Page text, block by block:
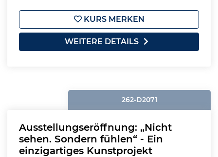
KURS MERKEN
WEITERE DETAILS
262-D2071
Ausstellungseröffnung: „Nicht
sehen. Sondern fühlen“ - Ein
einzigartiges Kunstprojekt